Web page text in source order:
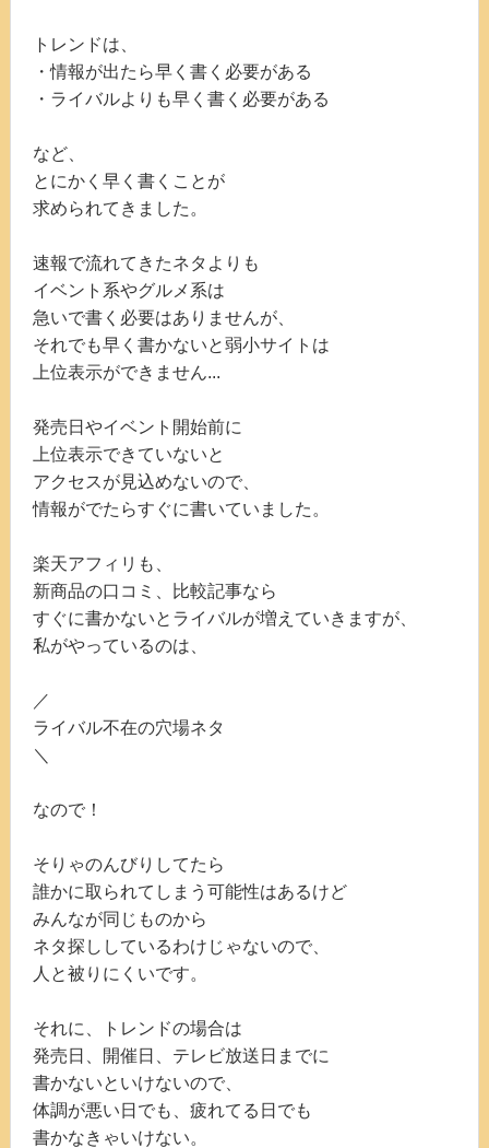
トレンドは、
・情報が出たら早く書く必要がある
・ライバルよりも早く書く必要がある
など、
とにかく早く書くことが
求められてきました。
速報で流れてきたネタよりも
イベント系やグルメ系は
急いで書く必要はありませんが、
それでも早く書かないと弱小サイトは
上位表示ができません...
発売日やイベント開始前に
上位表示できていないと
アクセスが見込めないので、
情報がでたらすぐに書いていました。
楽天アフィリも、
新商品の口コミ、比較記事なら
すぐに書かないとライバルが増えていきますが、
私がやっているのは、
／
ライバル不在の穴場ネタ
＼
なので！
そりゃのんびりしてたら
誰かに取られてしまう可能性はあるけど
みんなが同じものから
ネタ探ししているわけじゃないので、
人と被りにくいです。
それに、トレンドの場合は
発売日、開催日、テレビ放送日までに
書かないといけないので、
体調が悪い日でも、疲れてる日でも
書かなきゃいけない。